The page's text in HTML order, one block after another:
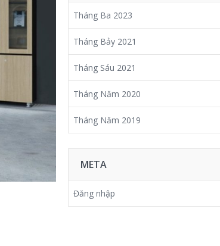
Tháng Ba 2023
Tháng Bảy 2021
Tháng Sáu 2021
Tháng Năm 2020
Tháng Năm 2019
META
Đăng nhập